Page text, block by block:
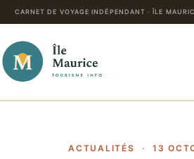
CARNET DE VOYAGE INDÉPENDANT · ÎLE
ACTUALITÉS · 13